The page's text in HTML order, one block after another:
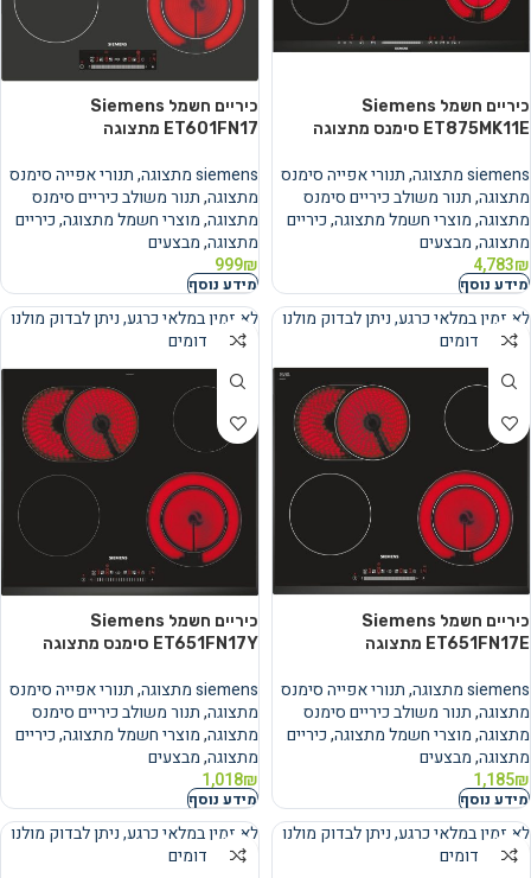
כיריים חשמל Siemens
ET875MK11E סימנס מתצוגה
siemens מתצוגה ,תנורי אפייה סימנס
מתצוגה,תנור משולב כיריים סימנס
מתצוגה,מוצרי חשמל מתצוגה,כיריים
מתצוגה,מבצעים
4,783₪
מידע נוסף
כיריים חשמל Siemens
ET601FN17 מתצוגה
siemens מתצוגה ,תנורי אפייה סימנס
מתצוגה,תנור משולב כיריים סימנס
מתצוגה,מוצרי חשמל מתצוגה,כיריים
מתצוגה,מבצעים
999₪
מידע נוסף
נמכר
לא זמין במלאי כרגע, ניתן לבדוק מולנו
מוצרים דומים
כיריים חשמל Siemens
ET651FN17E מתצוגה
siemens מתצוגה ,תנורי אפייה סימנס
מתצוגה,תנור משולב כיריים סימנס
מתצוגה,מוצרי חשמל מתצוגה,כיריים
מתצוגה,מבצעים
1,185₪
מידע נוסף
נמכר
לא זמין במלאי כרגע, ניתן לבדוק מולנו
מוצרים דומים
כיריים חשמל Siemens
ET651FN17Y סימנס מתצוגה
siemens מתצוגה ,תנורי אפייה סימנס
מתצוגה,תנור משולב כיריים סימנס
מתצוגה,מוצרי חשמל מתצוגה,כיריים
מתצוגה,מבצעים
1,018₪
מידע נוסף
נמכר
לא זמין במלאי כרגע, ניתן לבדוק מולנו
מוצרים דומים
נמכר
לא זמין במלאי כרגע, ניתן לבדוק מולנו
מוצרים דומים